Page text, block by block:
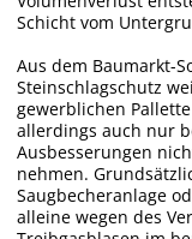
Schicht vom
Aus dem Baumarkt-
Steinschlagschutz
gewerblichen
allerdings auch nur
Ausbesserungen
nehmen.
Saugbecheranlage
alleine wegen des